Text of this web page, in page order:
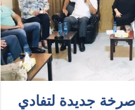
صرخة جديدة لتفادي